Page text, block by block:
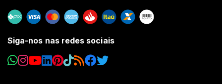
Siga-nos nas redes sociais